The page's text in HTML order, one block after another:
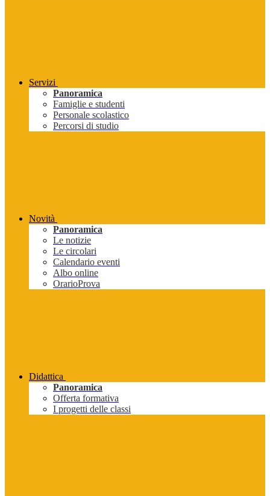
Servizi
Panoramica
Famiglie e studenti
Personale scolastico
Percorsi di studio
Novità
Panoramica
Le notizie
Le circolari
Calendario eventi
Albo online
OrarioProva
Didattica
Panoramica
Offerta formativa
I progetti delle classi